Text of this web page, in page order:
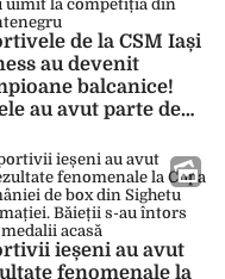
de la CSM Iași
au devenit
balcanice!
au avut parte de
săptămâni și
uimit la competiția
ieșeni au avut
fenomenale la